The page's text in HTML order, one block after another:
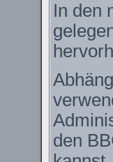
In den
den